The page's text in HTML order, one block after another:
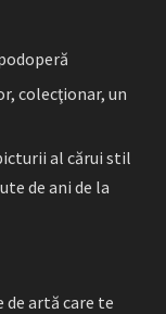
colecţionar, un
al cărui stil
de ani de la
de artă care te